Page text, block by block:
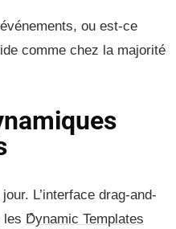
ou est-ce
comme chez la majorité
L’interface drag-and-
les Dynamic Templates